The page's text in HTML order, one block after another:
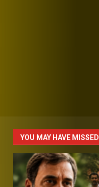
YOU MAY HAVE MISSED